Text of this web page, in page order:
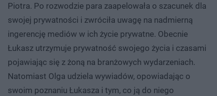
Piotra. Po rozwodzie para zaapelowała o szacunek dla
swojej prywatności i zwróciła uwagę na nadmierną
ingerencję mediów w ich życie prywatne. Obecnie
Łukasz utrzymuje prywatność swojego życia i czasami
pojawiając się z żoną na branżowych wydarzeniach.
Natomiast Olga udziela wywiadów, opowiadając o
swoim poznaniu Łukasza i tym, co ją do niego